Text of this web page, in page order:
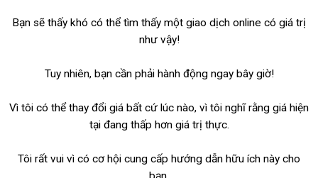
Bạn sẽ thấy khó có thể tìm thấy một giao dịch online có giá trị
như vậy!
Tuy nhiên, bạn cần phải hành động ngay bây giờ!
Vì tôi có thể thay đổi giá bất cứ lúc nào, vì tôi nghĩ rằng giá hiện
tại đang thấp hơn giá trị thực.
Tôi rất vui vì có cơ hội cung cấp hướng dẫn hữu ích này cho